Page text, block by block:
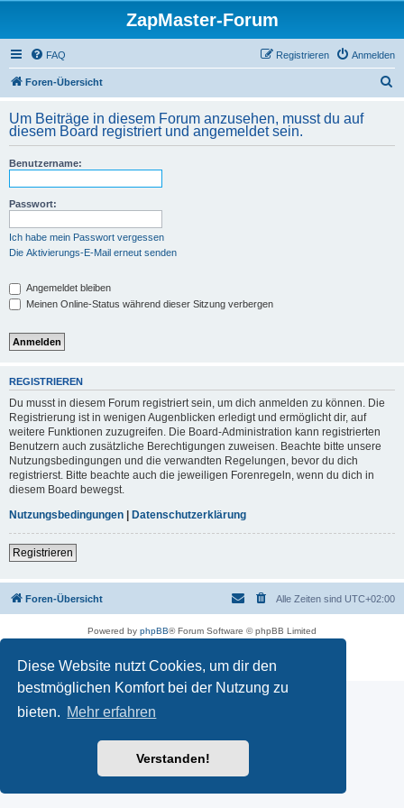
Diese Website nutzt Cookies, um dir den
bestmöglichen Komfort bei der Nutzung zu
bieten. Mehr erfahren
Verstanden!
ZapMaster-Forum
FAQ Anmelden
Registrieren
Foren-Übersicht
h
Um Beiträge in diesem Forum anzusehen, musst du auf
diesem Board registriert und angemeldet sein.
Benutzername:
Passwort:
Ich habe mein Passwort vergessen
Die Aktivierungs-E-Mail erneut senden
Angemeldet bleiben
Meinen Online-Status während dieser Sitzung verbergen
REGISTRIEREN
Du musst in diesem Forum registriert sein, um dich anmelden zu können. Die
Registrierung ist in wenigen Augenblicken erledigt und ermöglicht dir, auf
weitere Funktionen zuzugreifen. Die Board-Administration kann registrierten
Benutzern auch zusätzliche Berechtigungen zuweisen. Beachte bitte unsere
Nutzungsbedingungen und die verwandten Regelungen, bevor du dich
registrierst. Bitte beachte auch die jeweiligen Forenregeln, wenn du dich in
diesem Board bewegst.
Nutzungsbedingungen | Datenschutzerklärung
Registrieren
Foren-Übersicht Alle Zeiten sind UTC+02:00
Powered by phpBB® Forum Software © phpBB Limited
Datenschutz|Nutzungsbedingungen